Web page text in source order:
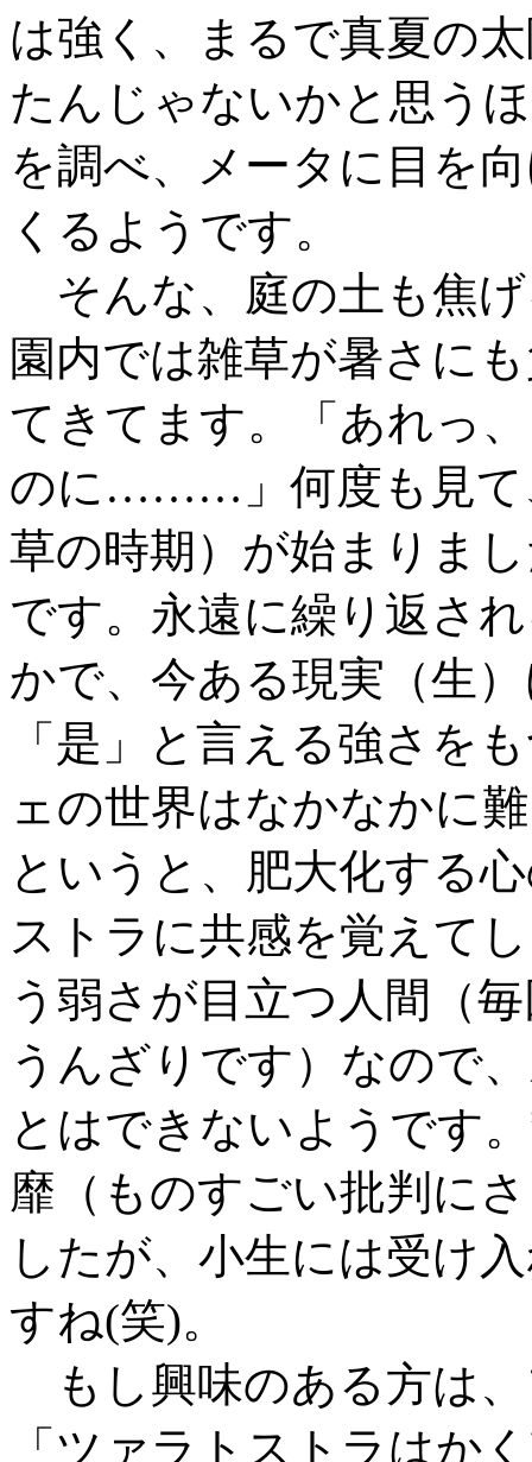
は強く、まるで真夏の
たんじゃないかと思う
を調べ、メータに目を
くるようです。
そんな、庭の土も焦
園内では雑草が暑さに
てきてます。「あれっ
のに………」何度も見て
草の時期）が始まりま
です。永遠に繰り返さ
かで、今ある現実（生
「是」と言える強さを
ェの世界はなかなかに
というと、肥大化する
ストラに共感を覚えて
う弱さが目立つ人間（
うんざりです）なので
とはできないようです
靡（ものすごい批判に
したが、小生には受け
すね(笑)。
もし興味のある方は
「ツァラトストラはか